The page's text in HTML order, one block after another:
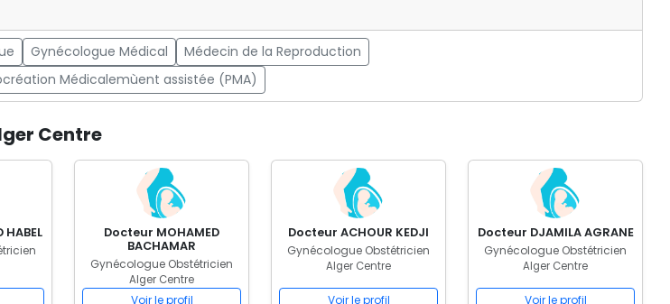
Gynécologue Médical
Médecin de la Reproduction
Médicalemùent assistée (PMA)
Centre
Docteur MOHAMED
BACHAMAR
Gynécologue Obstétricien
Alger Centre
Voir le profil
Docteur ACHOUR KEDJI
Gynécologue Obstétricien
Alger Centre
Voir le profil
Docteur DJAMILA AGRANE
Gynécologue Obstétricien
Alger Centre
Voir le profil